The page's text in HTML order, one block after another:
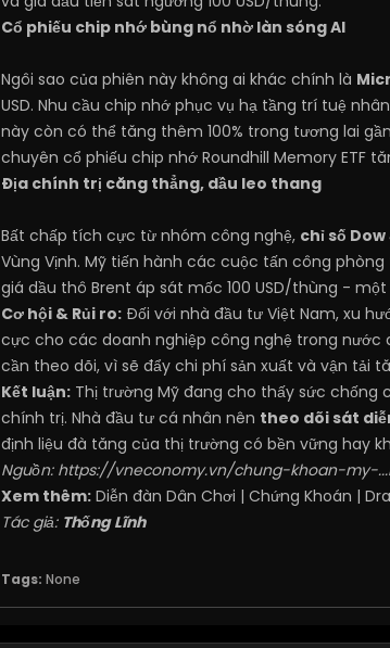
Cổ phiếu chip nhớ bùng nổ nhờ làn sóng AI
Ngôi sao của phiên này không ai khác chính là
USD. Nhu cầu chip nhớ phục vụ hạ tầng trí tuệ
này còn có thể tăng thêm 100% trong tương lai
chuyên cổ phiếu chip nhớ Roundhill Memory ETF
Địa chính trị căng thẳng, dầu leo thang
Bất chấp tích cực từ nhóm công nghệ, chỉ số
Vùng Vịnh. Mỹ tiến hành các cuộc tấn công
giá dầu thô Brent áp sát mốc 100 USD/thùng -
Cơ hội & Rủi ro: Đối với nhà đầu tư Việt Nam, xu
cực cho các doanh nghiệp công nghệ trong nước
cần theo dõi, vì sẽ đẩy chi phí sản xuất và vận tải
Kết luận: Thị trường Mỹ đang cho thấy sức chống
chính trị. Nhà đầu tư cá nhân nên theo dõi sát
định liệu đà tăng của thị trường có bền vững hay
Nguồn: https://vneconomy.vn/chung-khoan-my-
Xem thêm: Diễn đàn Dân Chơi | Chứng Khoán |
Tác giả: Thống Lĩnh
Tags: None